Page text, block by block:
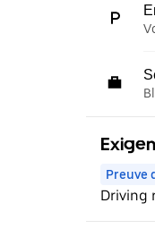
Preuve
Driving